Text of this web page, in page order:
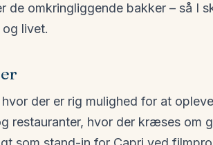
de omkringliggende bakker – så I
livet.
der er rig mulighed for at
restauranter, hvor der kræses om